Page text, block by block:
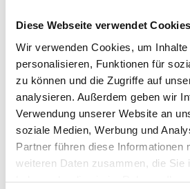
Diese Webseite verwendet Cookies
Wir verwenden Cookies, um
personalisieren, Funktionen für
zu können und die Zugriffe auf
analysieren. Außerdem geben wir
Verwendung unserer Website an
soziale Medien, Werbung und
Partner führen diese Informationen
weiteren Daten zusammen, die Sie